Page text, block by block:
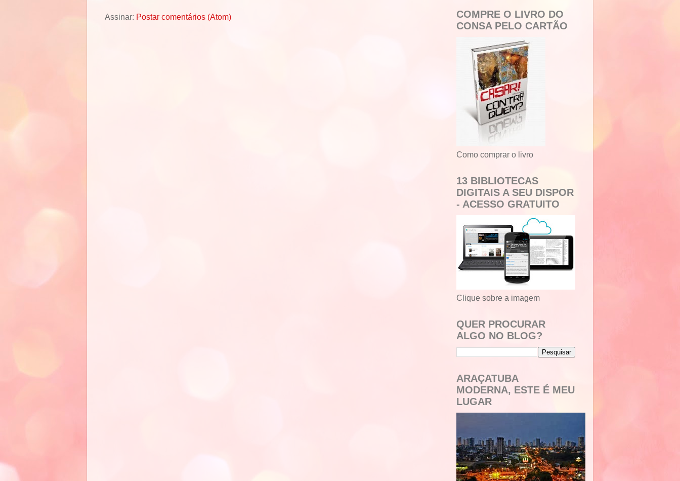
Assinar: Postar comentários (Atom)
COMPRE O LIVRO DO
CONSA PELO CARTÃO
Como comprar o livro
13 BIBLIOTECAS
DIGITAIS A SEU DISPOR
- ACESSO GRATUITO
Clique sobre a imagem
QUER PROCURAR
ALGO NO BLOG?
ARAÇATUBA
MODERNA, ESTE É MEU
LUGAR